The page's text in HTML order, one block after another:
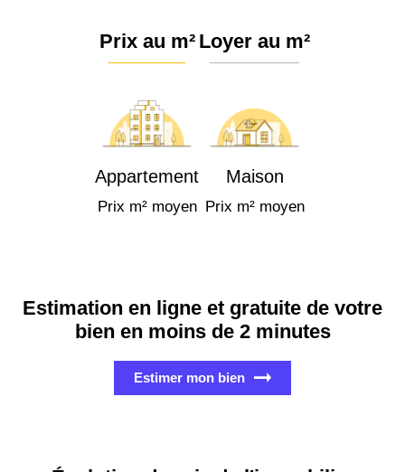
Prix au m²
Appartement
Prix m² moyen
Loyer au m²
Maison
Prix m² moyen
Estimation en ligne et gratuite de votre
bien en moins de 2 minutes
Estimer mon bien